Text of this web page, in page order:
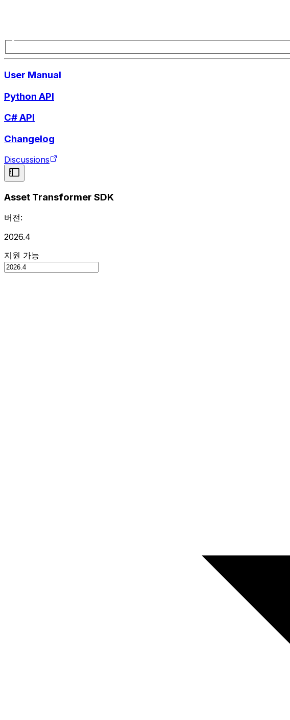
User Manual
Python API
C# API
Changelog
Discussions
Asset Transformer SDK
버전:
2026.4
지원 가능